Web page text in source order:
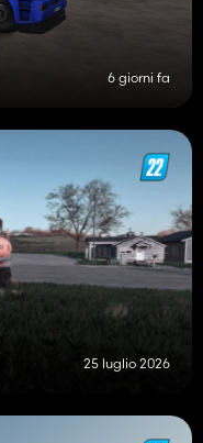
6 giorni fa
25 luglio 2026